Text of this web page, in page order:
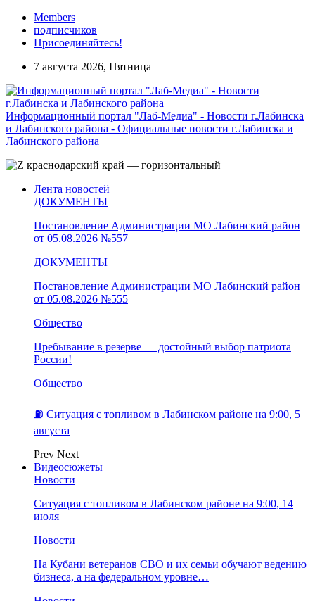
Members
подписчиков
Присоединяйтесь!
7 августа 2026, Пятница
Информационный портал "Лаб-Медиа" - Новости г.Лабинска
и Лабинского района - Официальные новости г.Лабинска и
Лабинского района
Лента новостей
ДОКУМЕНТЫ
Постановление Администрации МО Лабинский район
от 05.08.2026 №557
ДОКУМЕНТЫ
Постановление Администрации МО Лабинский район
от 05.08.2026 №555
Общество
Пребывание в резерве — достойный выбор патриота
России!
Общество
⛽️ Ситуация с топливом в Лабинском районе на 9:00, 5
августа
Prev Next
Видеосюжеты
Новости
Ситуация с топливом в Лабинском районе на 9:00, 14
июля
Новости
На Кубани ветеранов СВО и их семьи обучают ведению
бизнеса, а на федеральном уровне…